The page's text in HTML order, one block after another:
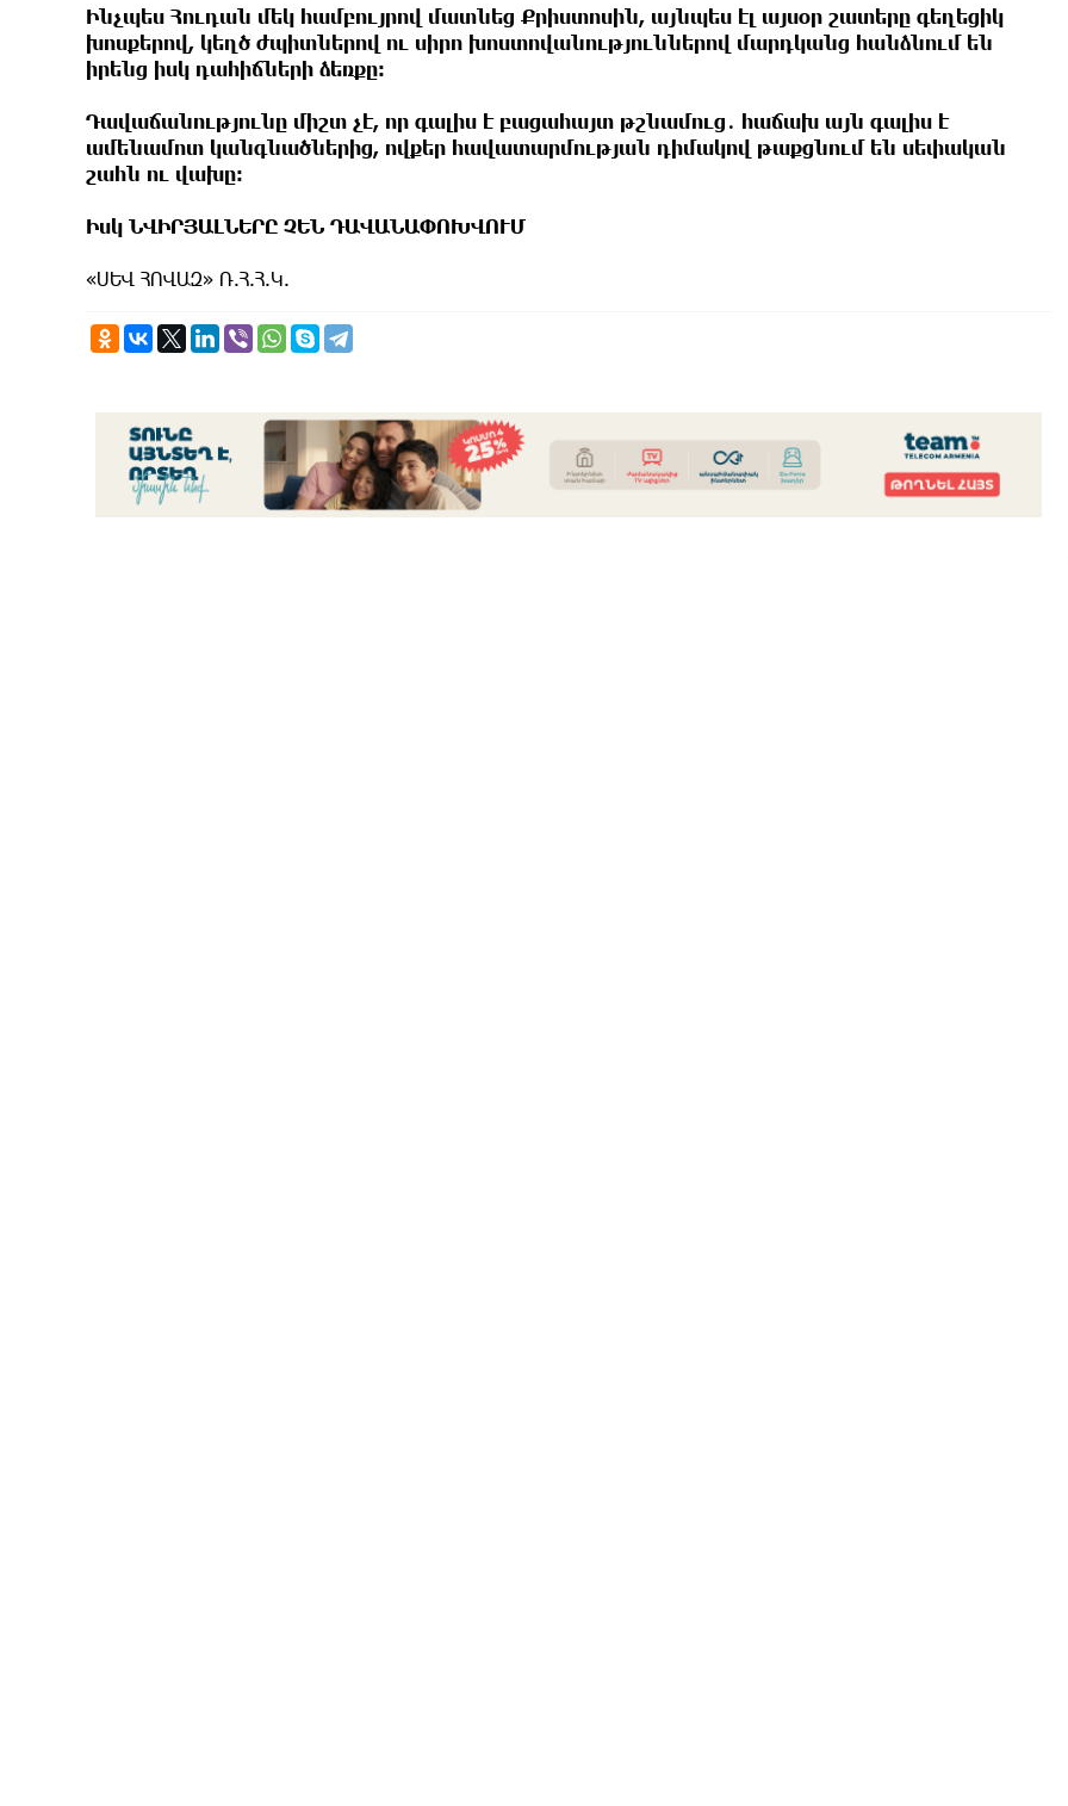
Ինչպես Հուդան մեկ համբույրով մատնեց Քրիստոսին, այնպես էլ այսօր շատերը գեղեցիկ
խոսքերով, կեղծ ժպիտներով ու սիրո խոստովանություններով մարդկանց հանձնում են
իրենց իսկ դահիճների ձեռքը։
Դավաճանությունը միշտ չէ, որ գալիս է բացահայտ թշնամուց․ հաճախ այն գալիս է
ամենամոտ կանգնածներից, ովքեր հավատարմության դիմակով թաքցնում են սեփական
շահն ու վախը։
Իսկ ՆՎԻՐՅԱԼՆԵՐԸ ՉԵՆ ԴԱՎԱՆԱՓՈԽՎՈՒՄ
«ՍԵՎ ՀՈՎԱԶ» Ռ.Հ.Հ.Կ.